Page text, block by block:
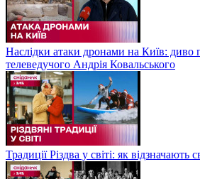
Наслідки атаки дронами на Київ: диво
телеведучого Андрія Ковальського
Традиції Різдва у світі: як відзначають